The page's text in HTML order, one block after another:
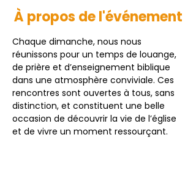
À propos de l'événement
Chaque dimanche, nous nous
réunissons pour un temps de louange,
de prière et d’enseignement biblique
dans une atmosphère conviviale. Ces
rencontres sont ouvertes à tous, sans
distinction, et constituent une belle
occasion de découvrir la vie de l’église
et de vivre un moment ressourçant.